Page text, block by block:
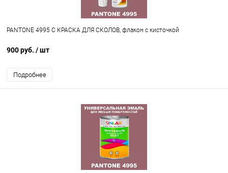
PANTONE 4995 C КРАСКА ДЛЯ СКОЛОВ, флакон с кисточкой
900 руб. / шт
Подробнее